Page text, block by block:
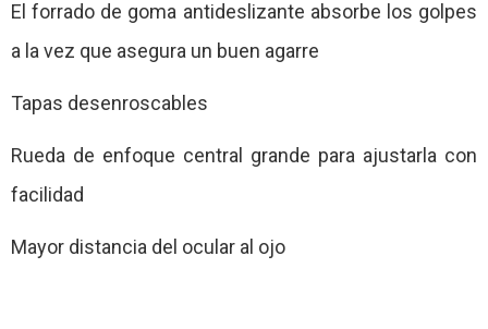
El forrado de goma antideslizante absorbe los golpes
a la vez que asegura un buen agarre
Tapas desenroscables
Rueda de enfoque central grande para ajustarla con
facilidad
Mayor distancia del ocular al ojo